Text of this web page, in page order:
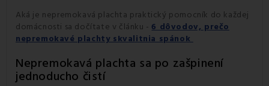
Aká je nepremokavá plachta praktický pomocník do každej
domácnosti sa dočítate v článku - 6 dôvodov, prečo
nepremokavé plachty skvalitnia spánok
Nepremokavá plachta sa po zašpinení
jednoducho čistí